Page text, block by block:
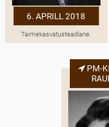
6. APRILL 2018
Taimekasvatusteadlane.
PM-